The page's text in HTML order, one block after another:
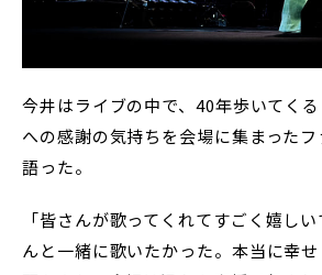
今井はライブの中で、40年歩いてく
への感謝の気持ちを会場に集まった
語った。
「皆さんが歌ってくれてすごく嬉し
んと一緒に歌いたかった。本当に幸